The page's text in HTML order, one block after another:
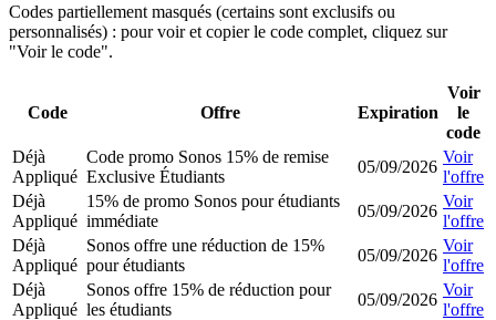
Codes partiellement masqués (certains sont exclusifs ou
personnalisés) : pour voir et copier le code complet, cliquez sur
"Voir le code".
Code Offre Expiration
Voir
le
code
Déjà
Appliqué
Code promo Sonos 15% de remise
Exclusive Étudiants
05/09/2026
Voir
l'offre
Déjà
Appliqué
15% de promo Sonos pour étudiants
immédiate
05/09/2026
Voir
l'offre
Déjà
Appliqué
Sonos offre une réduction de 15%
pour étudiants
05/09/2026
Voir
l'offre
Déjà
Appliqué
Sonos offre 15% de réduction pour
les étudiants
05/09/2026
Voir
l'offre